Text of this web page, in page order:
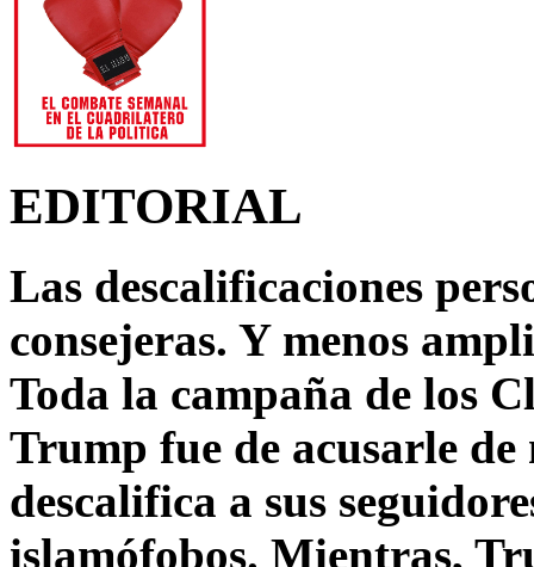
EDITORIAL
Las descalificaciones
consejeras. Y menos
Toda la campaña de los
Trump fue de acusarle
descalifica a sus
islamófobos. Mientras,